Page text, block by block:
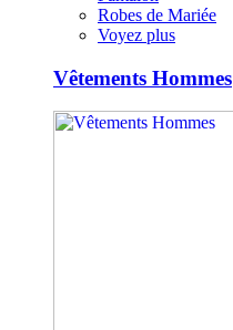
Robes de Mariée
Voyez plus
Vêtements Hommes